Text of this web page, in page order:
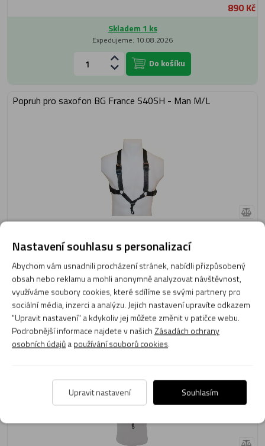
890 Kč
Skladem 1 ks
Expedujeme: 10.08.2026
Do košíku
Popruh pro saxofon BG France S40SH - Man M/L
Skladem 1 ks
Expedujeme: 10.08.2026
Do košíku
Popruh pro saxofon BG France S20SH
Nastavení souhlasu s personalizací
Abychom vám usnadnili procházení stránek, nabídli přizpůsobený
obsah nebo reklamu a mohli anonymně analyzovat návštěvnost,
využíváme soubory cookies, které sdílíme se svými partnery pro
sociální média, inzerci a analýzu. Jejich nastavení upravíte odkazem
"Upravit nastavení" a kdykoliv jej můžete změnit v patičce webu.
Podrobnější informace najdete v našich Zásadách ochrany
osobních údajůapoužívání souborů cookies.
Upravit nastavení Souhlasím